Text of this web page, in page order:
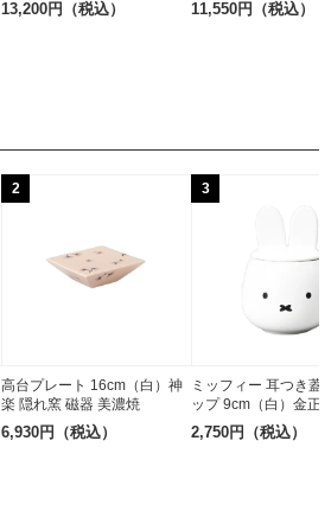
13,200円（税込） 11,550円（税込）
2
高台プレート 16cm（白）神
楽 隠れ窯 磁器 美濃焼
6,930円（税込）
3
ミッフィー 耳つき蓋
ップ 9cm（白）金正
2,750円（税込）